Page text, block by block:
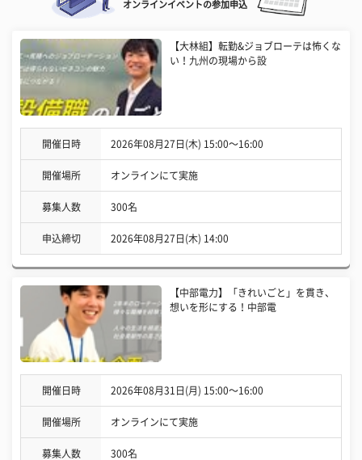
オンラインイベントの参加申込
【大林組】転勤&ジョブローテは怖くな
い！九州の現場から設
開催日時 2026年08月27日(木) 15:00〜16:00
開催場所 オンラインにて実施
募集人数 300名
申込締切 2026年08月27日(木) 14:00
【中部電力】「きれいごと」を貫き、
想いを形にする！中部電
開催日時 2026年08月31日(月) 15:00〜16:00
開催場所 オンラインにて実施
募集人数 300名